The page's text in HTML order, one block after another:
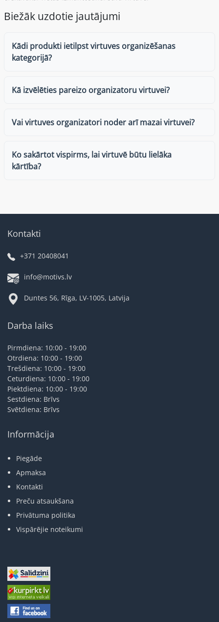
Biežāk uzdotie jautājumi
Kādi produkti ietilpst virtuves organizēšanas
kategorijā?
Kā izvēlēties pareizo organizatoru virtuvei?
Vai virtuves organizatori noder arī mazai virtuvei?
Ko sakārtot vispirms, lai virtuvē būtu lielāka
kārtība?
Kontakti
+371 20408041
info@motivs.lv
Duntes 56, Rīga, LV-1005, Latvija
Darba laiks
Pirmdiena: 10:00 - 19:00
Otrdiena: 10:00 - 19:00
Trešdiena: 10:00 - 19:00
Ceturdiena: 10:00 - 19:00
Piektdiena: 10:00 - 19:00
Sestdiena: Brīvs
Svētdiena: Brīvs
Informācija
Piegāde
Apmaksa
Kontakti
Preču atsaukšana
Privātuma politika
Vispārējie noteikumi